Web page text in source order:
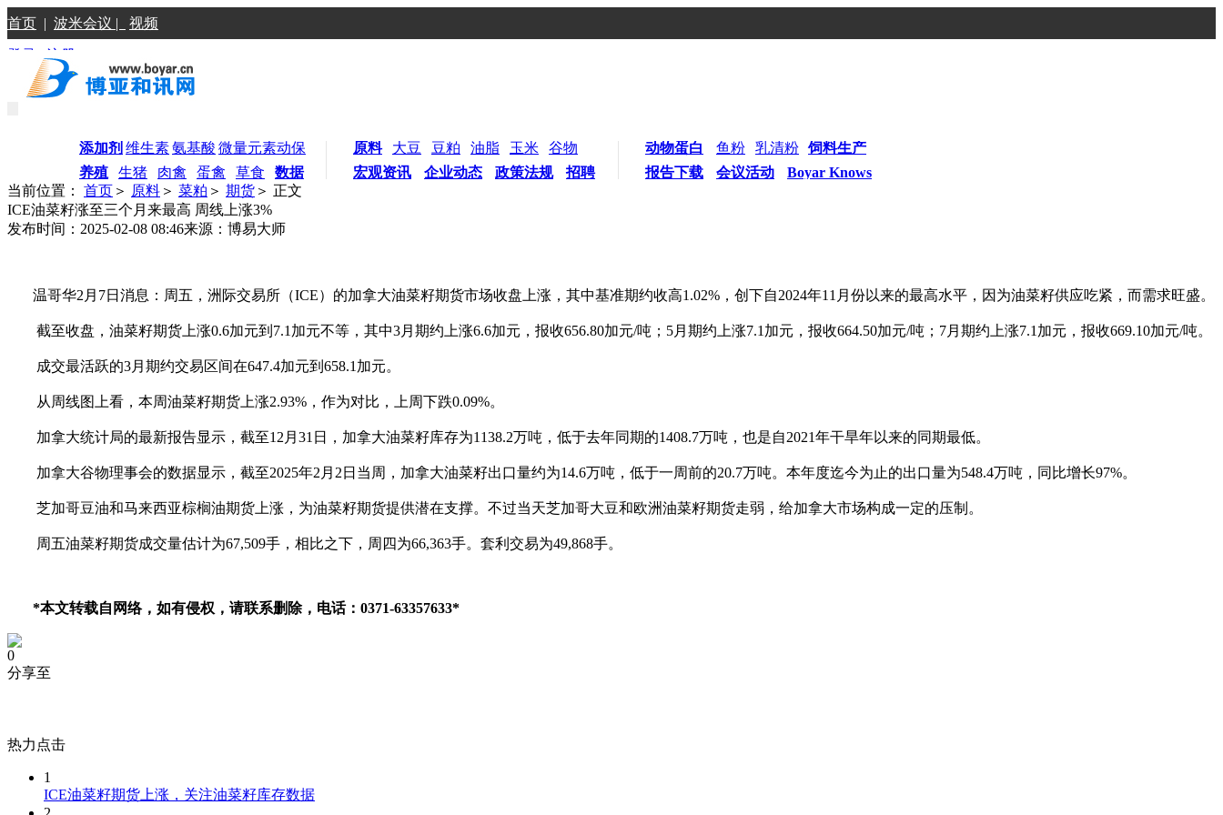
首页 | 波米会议 | 视频
登录 |注册
添加剂 维生素氨基酸 微量元素动保
养殖
生猪 肉禽 蛋禽 草食 数据
原料 大豆 豆粕 油脂 玉米
谷物
宏观资讯
企业动态 政策法规 招聘
动物蛋白 鱼粉 乳清粉 饲料生产
报告下载
会议活动
Boyar Knows
当前位置： 首页 ＞ 原料 ＞ 菜粕 ＞ 期货 ＞ 正文
ICE油菜籽涨至三个月来最高 周线上涨3%
发布时间：2025-02-08 08:46来源：博易大师
温哥华2月7日消息：周五，洲际交易所（ICE）的加拿大油菜籽期货市场收盘上涨，其中基准期约收高1.02%，创下自2024年11月份以来的最高水平，因为油菜籽供应吃紧，而需求旺盛。
截至收盘，油菜籽期货上涨0.6加元到7.1加元不等，其中3月期约上涨6.6加元，报收656.80加元/吨；5月期约上涨7.1加元，报收664.50加元/吨；7月期约上涨7.1加元，报收669.10加元/吨。
成交最活跃的3月期约交易区间在647.4加元到658.1加元。
从周线图上看，本周油菜籽期货上涨2.93%，作为对比，上周下跌0.09%。
加拿大统计局的最新报告显示，截至12月31日，加拿大油菜籽库存为1138.2万吨，低于去年同期的1408.7万吨，也是自2021年干旱年以来的同期最低。
加拿大谷物理事会的数据显示，截至2025年2月2日当周，加拿大油菜籽出口量约为14.6万吨，低于一周前的20.7万吨。本年度迄今为止的出口量为548.4万吨，同比增长97%。
芝加哥豆油和马来西亚棕榈油期货上涨，为油菜籽期货提供潜在支撑。不过当天芝加哥大豆和欧洲油菜籽期货走弱，给加拿大市场构成一定的压制。
周五油菜籽期货成交量估计为67,509手，相比之下，周四为66,363手。套利交易为49,868手。
*本文转载自网络，如有侵权，请联系删除，电话：0371-63357633*
0
分享至
热力点击
1
ICE油菜籽期货上涨，关注油菜籽库存数据